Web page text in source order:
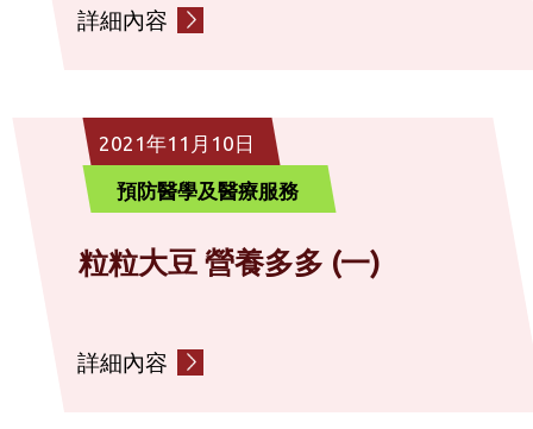
詳細內容
2021年11月10日
預防醫學及醫療服務
粒粒大豆 營養多多 (一)
詳細內容